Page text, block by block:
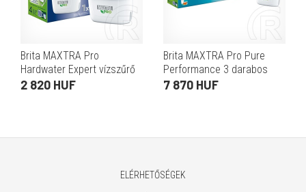
Brita MAXTRA Pro
Hardwater Expert vízszűrő
patron
2 820 HUF
Brita MAXTRA Pro Pure
Performance 3 darabos
vízszűrő patron
7 870 HUF
ELÉRHETŐSÉGEK